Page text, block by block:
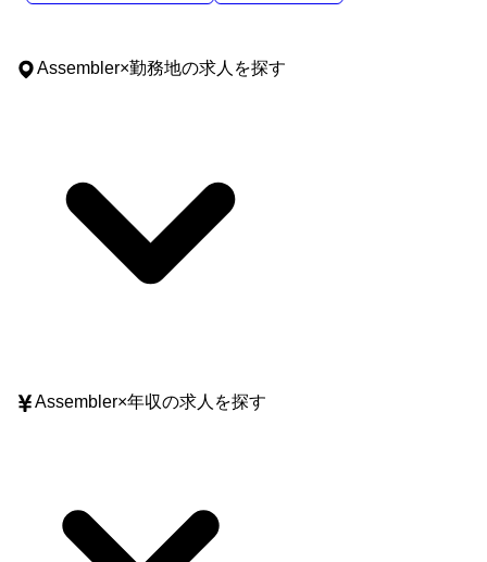
Assembler×勤務地の求人を探す
Assembler×年収の求人を探す